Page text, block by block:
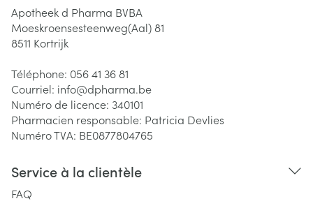
Apotheek d Pharma BVBA
Moeskroensesteenweg(Aal) 81
8511 Kortrijk
Téléphone: 056 41 36 81
Courriel: info@dpharma.be
Numéro de licence: 340101
Pharmacien responsable: Patricia Devlies
Numéro TVA: BE0877804765
Service à la clientèle
FAQ